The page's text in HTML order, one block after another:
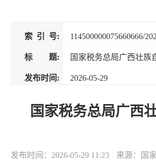
索 引 号: 114500000075660666/
标 题: 国家税务总局广西壮族
发布时间: 2026-05-29
国家税务总局广西
发布时间： 2026-05-29 11:23 来源： 国